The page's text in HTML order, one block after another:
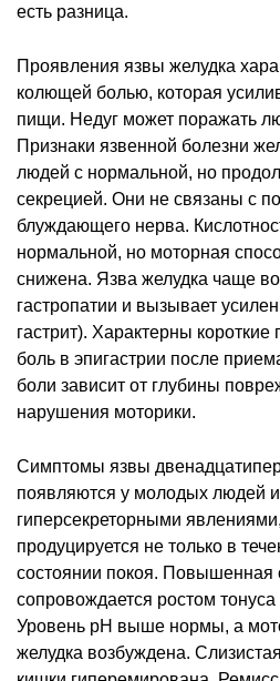
есть разница.
Проявления язвы желудка
колющей болью, которая
пищи. Недуг может поражать
Признаки язвенной болезни
людей с нормальной, но
секрецией. Они не связаны с
блуждающего нерва.
нормальной, но моторная
снижена. Язва желудка чаще
гастропатии и вызывает
гастрит). Характерны
боль в эпигастрии после
боли зависит от глубины
нарушения моторики.
Симптомы язвы
появляются у молодых людей
гиперсекреторными
продуцируется не только в
состоянии покоя. Повышенная
сопровождается ростом
Уровень рН выше нормы, а
желудка возбуждена.